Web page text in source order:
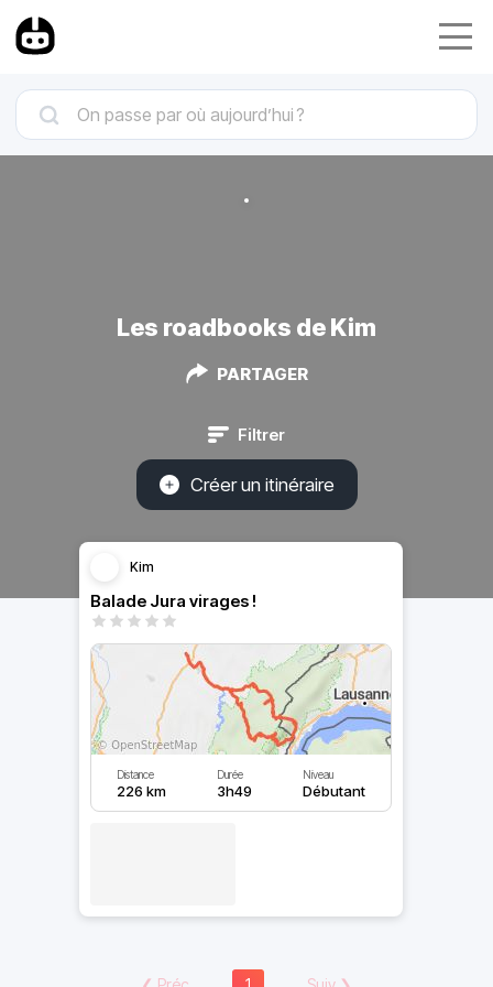
Les roadbooks de Kim
PARTAGER
Filtrer
Créer un itinéraire
Kim
Balade Jura virages !
Distance
226 km
Durée
3h49
Niveau
Débutant